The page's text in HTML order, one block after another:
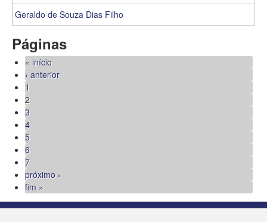
Geraldo de Souza Dias Filho
Páginas
« início
‹ anterior
1
2
3
4
5
6
7
próximo ›
fim »